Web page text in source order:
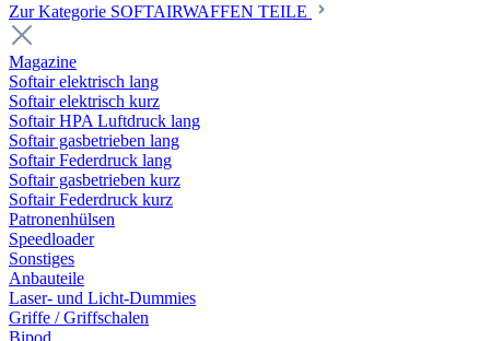
Zur Kategorie SOFTAIRWAFFEN TEILE
Magazine
Softair elektrisch lang
Softair elektrisch kurz
Softair HPA Luftdruck lang
Softair gasbetrieben lang
Softair Federdruck lang
Softair gasbetrieben kurz
Softair Federdruck kurz
Patronenhülsen
Speedloader
Sonstiges
Anbauteile
Laser- und Licht-Dummies
Griffe / Griffschalen
Bipod